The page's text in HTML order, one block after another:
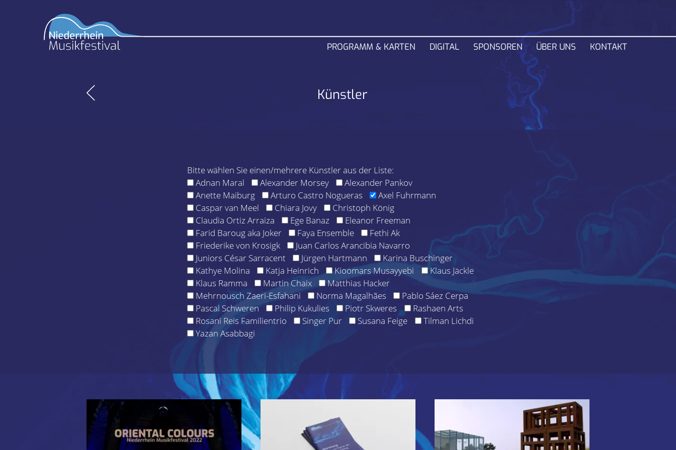
PROGRAMM & KARTEN DIGITAL SPONSOREN ÜBER UNS KONTAKT
Künstler
Bitte wählen Sie einen/mehrere Künstler aus der Liste:
Adnan Maral
Alexander Morsey
Alexander Pankov
Anette Maiburg
Arturo Castro Nogueras
Axel Fuhrmann
Caspar van Meel
Chiara Jovy
Christoph König
Claudia Ortiz Arraiza
Ege Banaz
Eleanor Freeman
Farid Baroug aka Joker
Faya Ensemble
Fethi Ak
Friederike von Krosigk
Juan Carlos Arancibia Navarro
Juniors César Sarracent
Jürgen Hartmann
Karina Buschinger
Kathye Molina
Katja Heinrich Kioomars Musayyebi
Klaus Jäckle
Klaus Ramma
Martin Chaix
Matthias Hacker
Mehrnousch Zaeri-Esfahani
Norma Magalhães
Pablo Sáez Cerpa
Pascal Schweren
Philip Kukulies Piotr Skweres
Rashaen Arts
Rosani Reis Familientrio
Singer Pur Susana Feige
Tilman Lichdi
Yazan Asabbagi